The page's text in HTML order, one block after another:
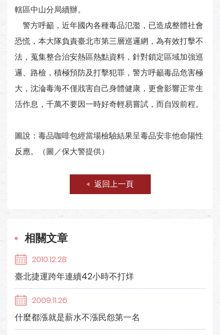
轄區中山分局續辦。
警方呼籲，近年國內各種毒品氾濫，已造成整體社會
恐慌，本大隊負責臺北市第三層巡邏網，為有效打擊不
法，蒐集整合治安熱區熱點資料，針對鎖定區域加強巡
邏、路檢，積極預防及打擊犯罪，警方呼籲毒品危害極
大，沈淪毒海不僅戕害自己身體健康，更會影響正常生
活作息，千萬不要因一時好奇輕易嘗試，而自毀前程。
圖說：毒品咖啡包經當場檢驗結果呈毒品安非他命陽性
反應。（圖／保大警提供）
返回上一頁
相關文章
2010.12.28
臺北捷運跨年連續42小時不打烊
2009.11.26
什麼都漲就是薪水不漲民怨第一名